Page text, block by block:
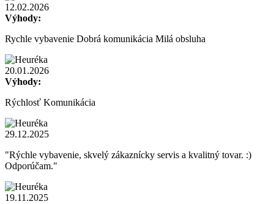
12.02.2026
Výhody:
Rychle vybavenie Dobrá komunikácia Milá obsluha
20.01.2026
Výhody:
Rýchlosť Komunikácia
29.12.2025
"Rýchle vybavenie, skvelý zákaznícky servis a kvalitný tovar. :)
Odporúčam."
19.11.2025